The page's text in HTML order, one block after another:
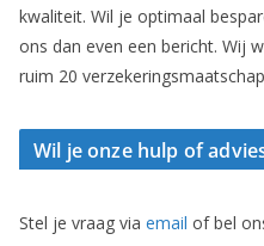
kwaliteit. Wil je optimaal
ons dan even een bericht. Wij
ruim 20
Wil je onze hulp of
Stel je vraag via email of bel